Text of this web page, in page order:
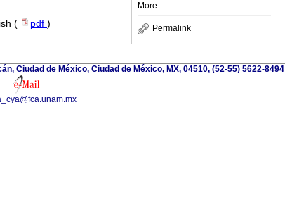
More
Permalink
( pdf )
Ciudad de México, Ciudad de México, MX, 04510, (52-55) 5622-8494